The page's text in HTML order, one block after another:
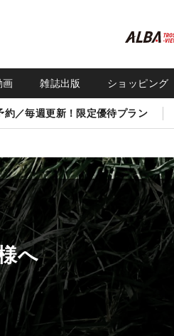
画 雑誌出版 ショッピング
約／毎週更新！限定優待プラン
へ